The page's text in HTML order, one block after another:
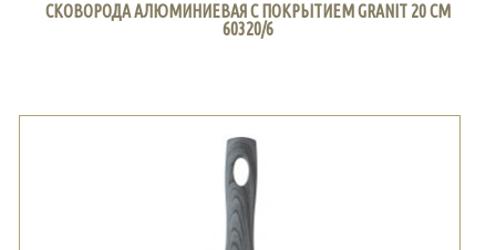
СКОВОРОДА АЛЮМИНИЕВАЯ С ПОКРЫТИЕМ GRANIT 20 СМ
60320/6